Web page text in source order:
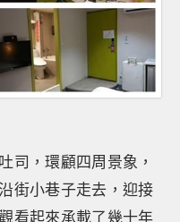
司，環顧四周景象，
街小巷子走去，迎接
看起來承載了幾十年